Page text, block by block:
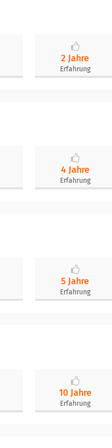
2 Jahre
Erfahrung
4 Jahre
Erfahrung
5 Jahre
Erfahrung
10 Jahre
Erfahrung